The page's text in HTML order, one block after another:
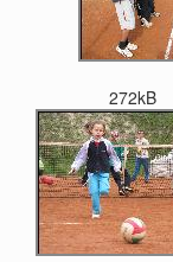
272kB